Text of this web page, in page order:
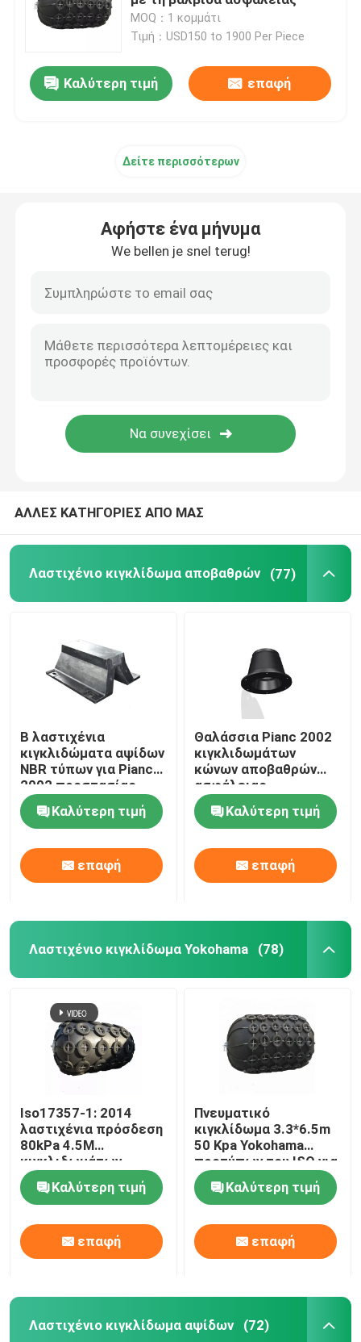
Λαστιχένιο κιγκλίδωμα αψίδων
Λαστιχένια κιγκλιδώματα κώνων
Κυλινδρικά θαλάσσια κιγκλιδώματα
Λαστιχένιο κιγκλίδωμα κυττάρων
Κιγκλιδώματα βαρκών ρυμουλκών
Υποβρύχια κιγκλιδώματα
Στυλίσκοι πρόσδεσης
MOQ：1 κομμάτι
Τιμή：USD150 to 1900 Per Piece
Καλύτερη τιμή επαφή
Δείτε περισσότερων
Αφήστε ένα μήνυμα
We bellen je snel terug!
ΑΛΛΕΣ ΚΑΤΗΓΟΡΙΕΣ ΑΠΟ ΜΑΣ
Λαστιχένιο κιγκλίδωμα αποβαθρών (77)
Β λαστιχένια
κιγκλιδώματα αψίδων
NBR τύπων για Pianc
2002 προστασίας
αποβαθρών
Καλύτερη τιμή
επαφή
Θαλάσσια Pianc 2002
κιγκλιδωμάτων
κώνων αποβαθρών
ασφάλειας
λαστιχένια
υπερβολικά ωμέγα
πρότυπα
Καλύτερη τιμή
επαφή
Λαστιχένιο κιγκλίδωμα Yokohama (78)
Iso17357-1: 2014
λαστιχένια πρόσδεση
80kPa 4.5M
κιγκλιδωμάτων
Yokohama
Καλύτερη τιμή
επαφή
Πνευματικό
κιγκλίδωμα 3.3*6.5m
50 Kpa Yokohama
προτύπων του ISO για
την αποβάθρα
Καλύτερη τιμή
επαφή
Λαστιχένιο κιγκλίδωμα αψίδων (72)